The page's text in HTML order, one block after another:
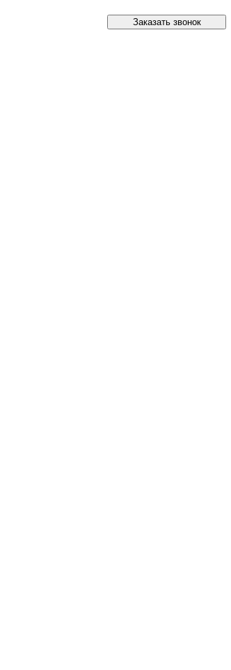
Заказать звонок